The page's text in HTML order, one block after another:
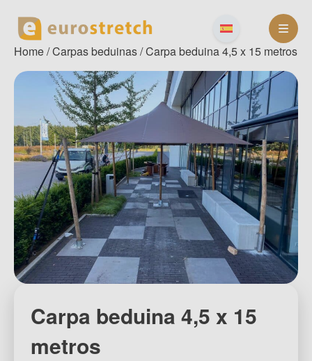
content
Home/Carpas beduinas/ Carpa beduina 4,5 x 15 metros
Carpa beduina 4,5 x 15
metros